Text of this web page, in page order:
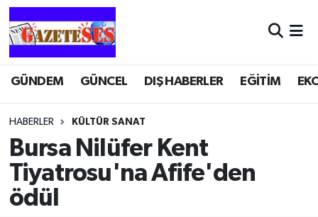
GÜNDEM GÜNCEL DIŞ HABERLER EĞİTİM
HABERLER KÜLTÜR SANAT
Bursa Nilüfer Kent
Tiyatrosu'na Afife'den
ödül